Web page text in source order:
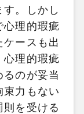
。しかし
心理的瑕疵
ケースも出
心理的瑕疵
るのが妥当
束力もない
を受ける